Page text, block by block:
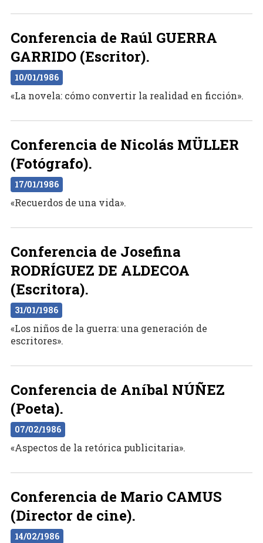
Conferencia de Raúl GUERRA
GARRIDO (Escritor).
10/01/1986
«La novela: cómo convertir la realidad en ficción».
Conferencia de Nicolás MÜLLER
(Fotógrafo).
17/01/1986
«Recuerdos de una vida».
Conferencia de Josefina
RODRÍGUEZ DE ALDECOA
(Escritora).
31/01/1986
«Los niños de la guerra: una generación de
escritores».
Conferencia de Aníbal NÚÑEZ
(Poeta).
07/02/1986
«Aspectos de la retórica publicitaria».
Conferencia de Mario CAMUS
(Director de cine).
14/02/1986